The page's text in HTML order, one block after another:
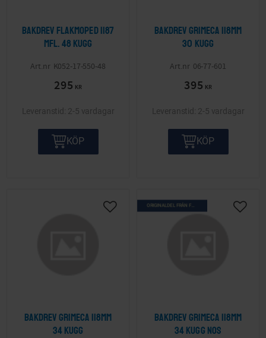
Bakdrev Flakmoped 1187
mfl. 48 kugg
K052-17-550-48
295 KR
2-5 vardagar
KÖP
Bakdrev Grimeca 118mm
30 kugg
06-77-601
395 KR
2-5 vardagar
KÖP
Bakdrev Grimeca 118mm
34 kugg
Lägg till i önskelista
Bakdrev Grimeca 118mm
34 kugg NOS
Lägg